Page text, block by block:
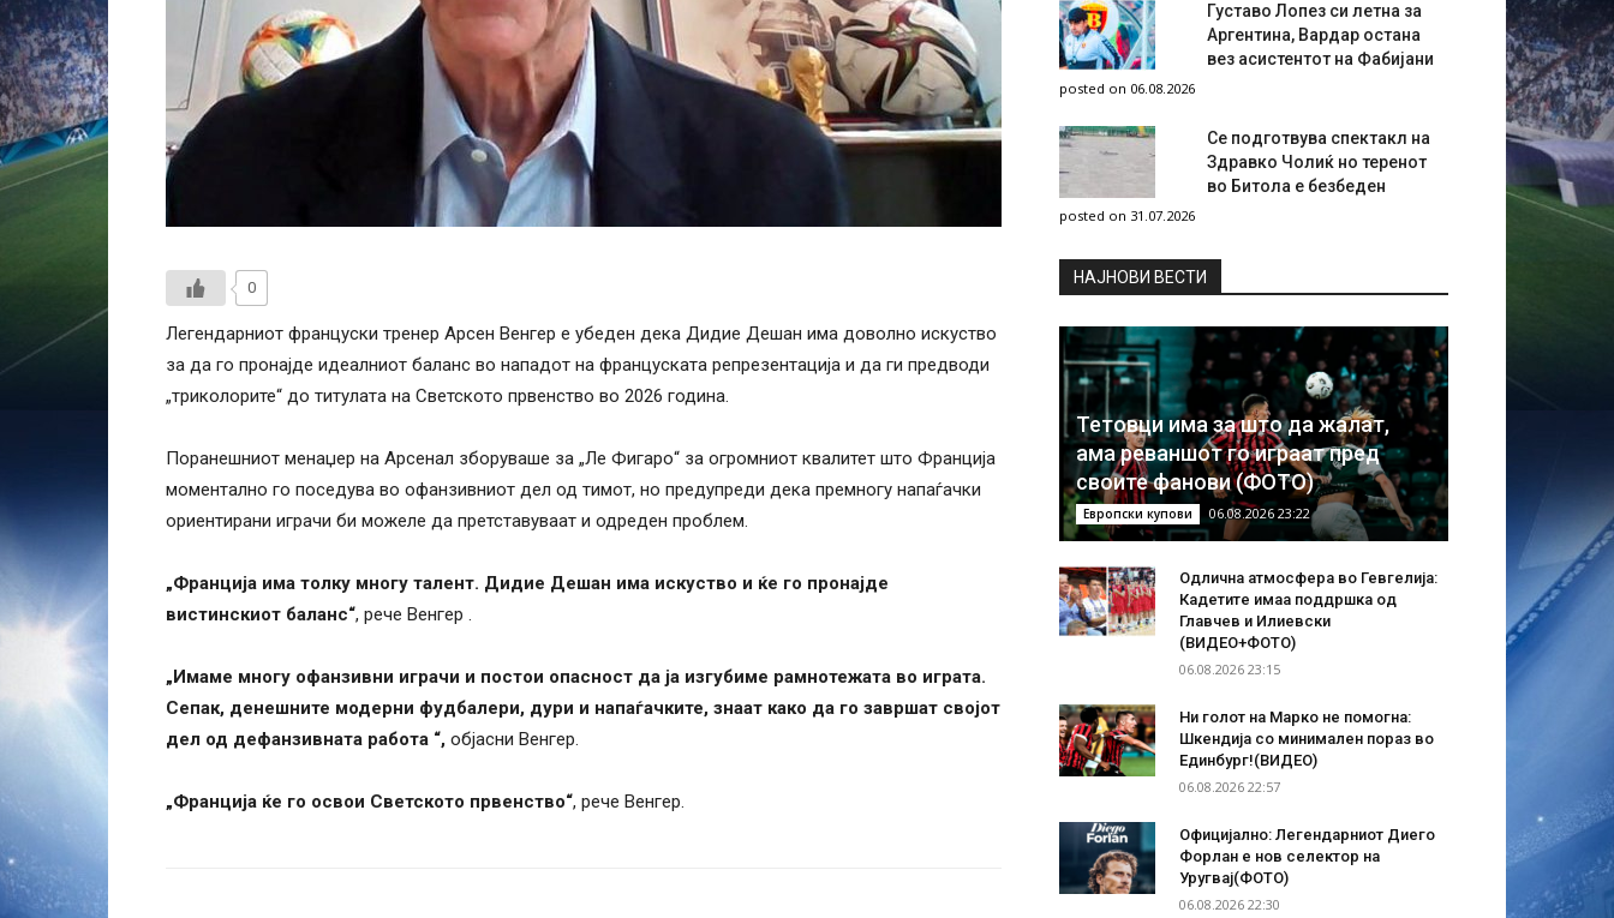
0
Легендарниот француски тренер Арсен Венгер е убеден дека Дидие Дешан има доволно искуство
за да го пронајде идеалниот баланс во нападот на француската репрезентација и да ги предводи
„триколорите“ до титулата на Светското првенство во 2026 година.
Поранешниот менаџер на Арсенал зборуваше за „Ле Фигаро“ за огромниот квалитет што Франција
моментално го поседува во офанзивниот дел од тимот, но предупреди дека премногу напаѓачки
ориентирани играчи би можеле да претставуваат и одреден проблем.
„Франција има толку многу талент. Дидие Дешан има искуство и ќе го пронајде
вистинскиот баланс“, рече Венгер .
„Имаме многу офанзивни играчи и постои опасност да ја изгубиме рамнотежата во играта.
Сепак, денешните модерни фудбалери, дури и напаѓачките, знаат како да го завршат својот
дел од дефанзивната работа “, објасни Венгер.
„Франција ќе го освои Светското првенство“, рече Венгер.
Густаво Лопез си летна за
Аргентина, Вардар остана
вез асистентот на Фабијани
posted on 06.08.2026
Се подготвува спектакл на
Здравко Чолиќ но теренот
во Битола е безбеден
posted on 31.07.2026
НAЈНОВИ ВЕСТИ
Тетовци има за што да жалат,
ама реваншот го играат пред
своите фанови (ФОТО)
Европски купови 06.08.2026 23:22
Одлична атмосфера во Гевгелија:
Кадетите имаа поддршка од
Главчев и Илиевски
(ВИДЕО+ФОТО)
06.08.2026 23:15
Ни голот на Марко не помогна:
Шкендија со минимален пораз во
Единбург!(ВИДЕО)
06.08.2026 22:57
Официјално: Легендарниот Диего
Форлан е нов селектор на
Уругвај(ФОТО)
06.08.2026 22:30